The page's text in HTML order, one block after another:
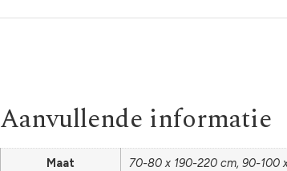
Aanvullende informatie
Maat
70-80 x 190-220 cm, 90-100